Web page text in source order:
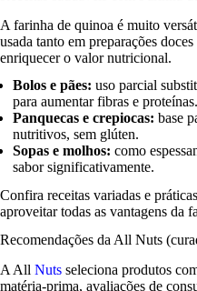
A farinha de quinoa é muito
usada tanto em preparações
enriquecer o valor nutricional.
Bolos e pães: uso parcial
para aumentar fibras e proteínas.
Panquecas e crepiocas: base
nutritivos, sem glúten.
Sopas e molhos: como
sabor significativamente.
Confira receitas variadas e
aproveitar todas as vantagens da
Recomendações da All Nuts
A All Nuts seleciona produtos
matéria-prima, avaliações de